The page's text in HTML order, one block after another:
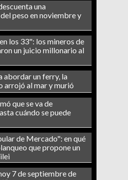
una
peso en noviembre y
los 33": los mineros de
un juicio millonario al
abordar un ferry, la
arrojó al mar y murió
que se va de
cuándo se puede
de Mercado": en qué
que propone un
7 de septiembre de